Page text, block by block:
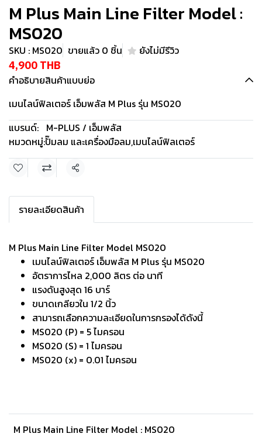
M Plus Main Line Filter Model :
MS020
SKU : MS020 ขายแล้ว 0 ชิ้น ยังไม่มีรีวิว
4,900 THB
คำอธิบายสินค้าแบบย่อ
เมนไลน์ฟิลเตอร์ เอ็มพลัส M Plus รุ่น MS020
แบรนด์: M-PLUS / เอ็มพลัส
หมวดหมู่:ปั๊มลม และเครื่องมือลม,เมนไลน์ฟิลเตอร์
แชร์
รายละเอียดสินค้า
M Plus Main Line Filter Model MS020
เมนไลน์ฟิลเตอร์ เอ็มพลัส M Plus รุ่น MS020
อัตราการไหล 2,000 ลิตร ต่อ นาที
แรงดันสูงสุด 16 บาร์
ขนาดเกลียวใน 1/2 นิ้ว
สามารถเลือกความละเอียดในการกรองได้ดังนี้
MS020 (P) = 5 ไมครอน
MS020 (S) = 1 ไมครอน
MS020 (x) = 0.01 ไมครอน
M Plus Main Line Filter Model : MS020